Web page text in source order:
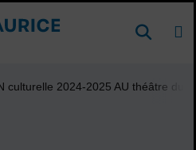
DE
culturelle 2024-2025 AU théâtre du